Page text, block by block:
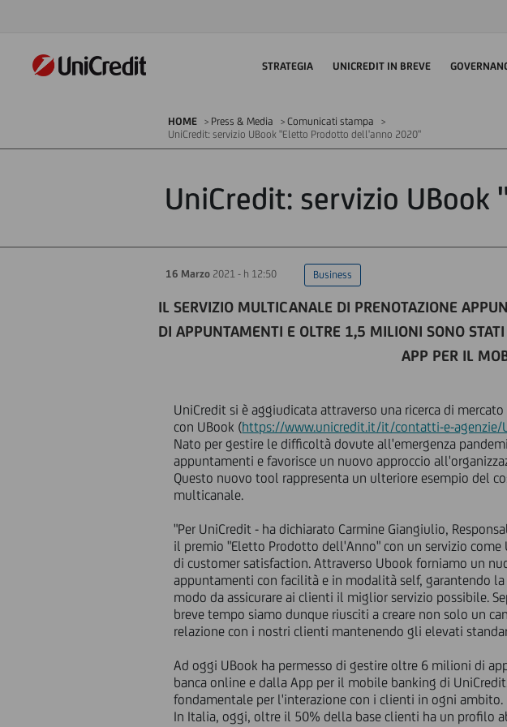
STRATEGIA UNICREDIT IN BREVE
HOME Press & Media
Comunicati stampa
UniCredit: servizio UBook "Eletto Prodotto dell'anno 2020"
UniCredit: servizio
16 Marzo 2021 - h 12:50 Business
IL SERVIZIO MULTICANALE DI PRENOTAZIONE
DI APPUNTAMENTI E OLTRE 1,5 MILIONI SONO
APP PER IL
UniCredit si è aggiudicata attraverso una ricerca di
con UBook (https://www.unicredit.it/it/contatti-e-agenzie/
Nato per gestire le difficoltà dovute all'emergenza
appuntamenti e favorisce un nuovo approccio
Questo nuovo tool rappresenta un ulteriore esempio del
multicanale.
"Per UniCredit - ha dichiarato Carmine Giangiulio,
il premio "Eletto Prodotto dell'Anno" con un servizio come
di customer satisfaction. Attraverso Ubook forniamo un
appuntamenti con facilità e in modalità self, garantendo la
modo da assicurare ai clienti il miglior servizio possibile.
breve tempo siamo dunque riusciti a creare non solo un
relazione con i nostri clienti mantenendo gli elevati
Ad oggi UBook ha permesso di gestire oltre 6 milioni di
banca online e dalla App per il mobile banking di
fondamentale per l'interazione con i clienti in ogni ambito.
In Italia, oggi, oltre il 50% della base clienti ha un profilo